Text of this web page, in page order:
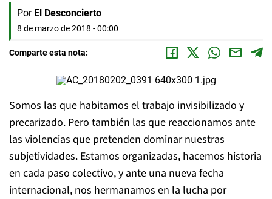
Por El Desconcierto
8 de marzo de 2018 - 00:00
Comparte esta nota:
Somos las que habitamos el trabajo invisibilizado y
precarizado. Pero también las que reaccionamos ante
las violencias que pretenden dominar nuestras
subjetividades. Estamos organizadas, hacemos historia
en cada paso colectivo, y ante una nueva fecha
internacional, nos hermanamos en la lucha por